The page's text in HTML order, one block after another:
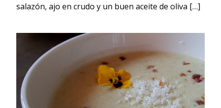
salazón, ajo en crudo y un buen aceite de oliva […]